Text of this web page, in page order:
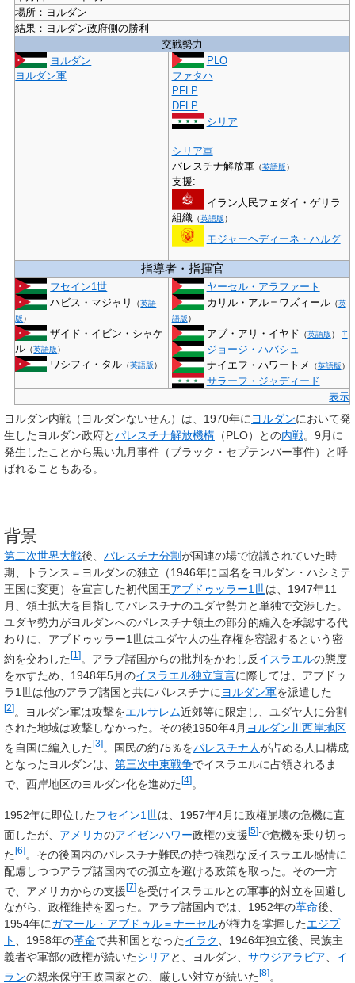
場所 ：ヨルダン
結果 ：ヨルダン政府側の勝利
交戦勢力
ヨルダン
ヨルダン軍
PLO
ファタハ
PFLP
DFLP
シリア
シリア軍
パレスチナ解放軍（英語版）
支援:
イラン人民フェダイ・ゲリラ
組織（英語版）
モジャーヘディーネ・ハルグ
指導者・指揮官
フセイン1世
ハビス・マジャリ
（英語
版）
ザイド・イビン・シャケ
ル （英語版）
ワシフィ・タル （英語版）
ヤーセル・アラファート
カリル・アル＝ワズィール（英
語版）
アブ・アリ・イヤド （英語版）
†
ジョージ・ハバシュ
ナイエフ・ハワートメ
（英語版）
サラーフ・ジャディード
表示
ヨルダン内戦 （ヨルダンないせん）は、1970年に ヨルダンにおいて発
生したヨルダン政府とパレスチナ解放機構 （PLO）との内戦。9月に
発生したことから黒い九月事件 （ブラック・セプテンバー事件）と呼
ばれることもある。
背景
第二次世界大戦後、 パレスチナ分割が国連の場で協議されていた時
期、トランス＝ヨルダンの独立（1946年に国名をヨルダン・ハシミテ
王国に変更）を宣言した初代国王アブドゥッラー1世は、1947年11
月、領土拡大を目指してパレスチナのユダヤ勢力と単独で交渉した。
ユダヤ勢力がヨルダンへのパレスチナ領土の部分的編入を承認する代
わりに、アブドゥッラー1世はユダヤ人の生存権を容認するという密
約を交わした [1 ] 。アラブ諸国からの批判をかわし反イスラエルの態度
を示すため、1948年5月のイスラエル独立宣言に際しては、アブドゥ
ラ1世は他のアラブ諸国と共にパレスチナに ヨルダン軍を派遣した
[2]。ヨルダン軍は攻撃をエルサレム近郊等に限定し、ユダヤ人に分割
された地域は攻撃しなかった。その後1950年4月 ヨルダン川西岸地区
を自国に編入した [3] 。国民の約75％をパレスチナ人が占める人口構成
となったヨルダンは、 第三次中東戦争でイスラエルに占領されるま
で、西岸地区のヨルダン化を進めた [4] 。
1952年に即位したフセイン1世は、1957年4月に政権崩壊の危機に直
面したが、 アメリカのアイゼンハワー政権の支援[5]で危機を乗り切っ
た[6]。その後国内のパレスチナ難民の持つ強烈な反イスラエル感情に
配慮しつつアラブ諸国内での孤立を避ける政策を取った。その一方
で、アメリカからの支援[7]を受けイスラエルとの軍事的対立を回避し
ながら、政権維持を図った。アラブ諸国内では、1952年の革命後、
1954年にガマール・アブドゥル＝ナーセルが権力を掌握したエジプ
ト 、1958年の革命で共和国となったイラク、1946年独立後、民族主
義者や軍部の政権が続いたシリアと、ヨルダン、 サウジアラビア、 イ
ランの親米保守王政国家との、厳しい対立が続いた [8] 。